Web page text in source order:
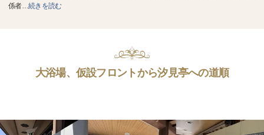
係者…続きを読む
大浴場、仮設フロントから汐見亭への道順